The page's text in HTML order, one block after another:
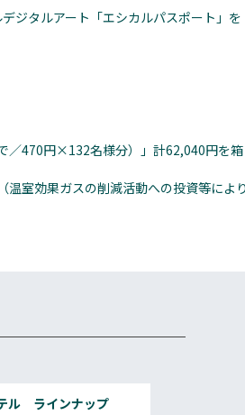
ジタルアート「エシカルパスポート」を
／470円×132名様分）」計62,040円を箱
室効果ガスの削減活動への投資等により
ル ラインナップ